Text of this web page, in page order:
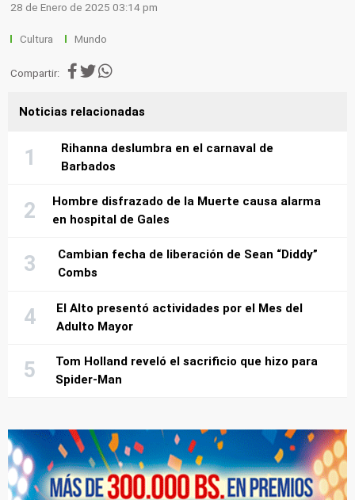
28 de Enero de 2025 03:14 pm
Cultura Mundo
Compartir:
Noticias relacionadas
Rihanna deslumbra en el carnaval de
Barbados
Hombre disfrazado de la Muerte causa alarma
en hospital de Gales
Cambian fecha de liberación de Sean “Diddy”
Combs
El Alto presentó actividades por el Mes del
Adulto Mayor
Tom Holland reveló el sacrificio que hizo para
Spider-Man